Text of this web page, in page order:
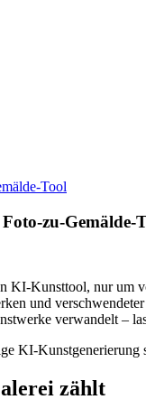
Tool
zu-Gemälde-
KI-Kunsttool, nur
und
verwandelt –
KI-Kunstgenerierung
zählt